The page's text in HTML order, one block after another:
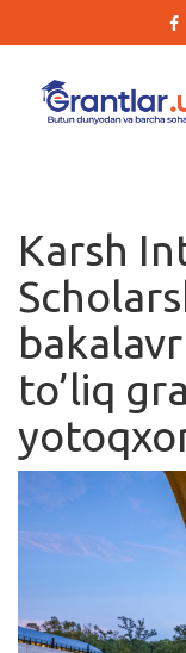
Ishlar
Kurslar
Blog
Yana
Qidirish
Karsh
to’liq